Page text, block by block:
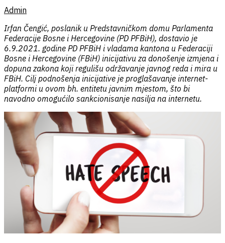
Admin
Irfan Čengić, poslanik u Predstavničkom domu Parlamenta
Federacije Bosne i Hercegovine (PD PFBiH), dostavio je
6.9.2021. godine PD PFBiH i vladama kantona u Federaciji
Bosne i Hercegovine (FBiH) inicijativu za donošenje izmjena i
dopuna zakona koji regulišu održavanje javnog reda i mira u
FBiH. Cilj podnošenja inicijative je proglašavanje internet-
platformi u ovom bh. entitetu javnim mjestom, što bi
navodno omogućilo sankcionisanje nasilja na internetu.